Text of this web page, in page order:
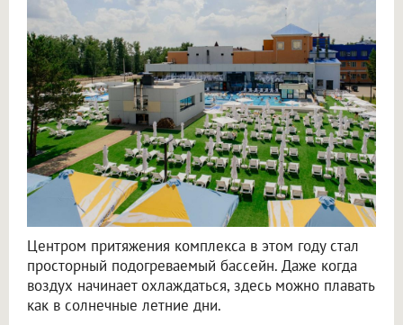
Центром притяжения комплекса в этом году стал
просторный подогреваемый бассейн. Даже когда
воздух начинает охлаждаться, здесь можно плавать
как в солнечные летние дни.